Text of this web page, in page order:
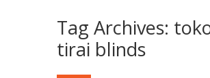
Tag Archives:
tirai blinds